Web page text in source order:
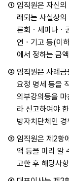
① 임직원은 자신
래되는 사실상
론회ㆍ세미나ㆍ
연ㆍ기고 등(이
에서 정하는 금
② 임직원은 사례
요청 명세 등을
외부강의등을
라 신고하여야
방자치단체인
③ 임직원은 제2항
액 등을 미리 알
고한 후 해당사